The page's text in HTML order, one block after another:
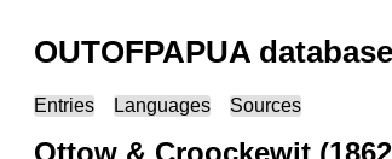
OUTOFPAPUA
Entries Languages Sources
Ottow & Croockewit